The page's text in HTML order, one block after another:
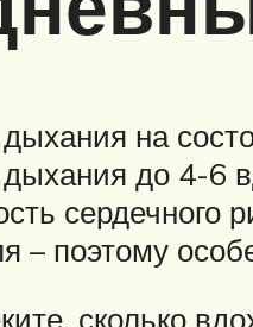
на
до 4-6
сердечного
– поэтому
сколько